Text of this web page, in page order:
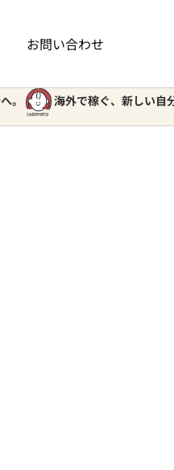
お問い合わせ
海外で稼ぐ、新しい自分へ。